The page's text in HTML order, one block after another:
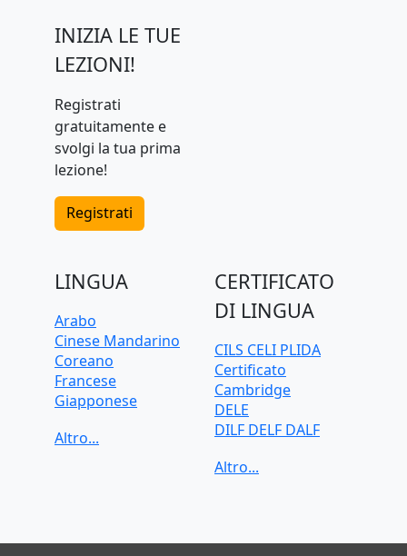
INIZIA LE TUE
LEZIONI!
Registrati
gratuitamente e
svolgi la tua prima
lezione!
Registrati
LINGUA
Arabo
Cinese Mandarino
Coreano
Francese
Giapponese
Inglese
Russo
CERTIFICATO
DI LINGUA
CILS CELI PLIDA
Certificato
Cambridge
DELE
DILF DELF DALF
IELTS
TestDaF